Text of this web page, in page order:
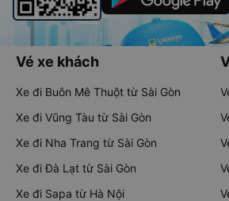
Vé xe khách
Xe đi Buôn Mê Thuột từ Sài Gòn
Xe đi Vũng Tàu từ Sài Gòn
Xe đi Nha Trang từ Sài Gòn
Xe đi Đà Lạt từ Sài Gòn
Xe đi Sapa từ Hà Nội